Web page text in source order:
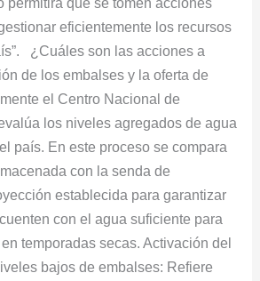
eficientemente los recursos
¿Cuáles son las acciones a
de los embalses y la oferta de
el Centro Nacional de
los niveles agregados de agua
país. En este proceso se compara
con la senda de
establecida para garantizar
con el agua suficiente para
temporadas secas. Activación del
bajos de embalses: Refiere